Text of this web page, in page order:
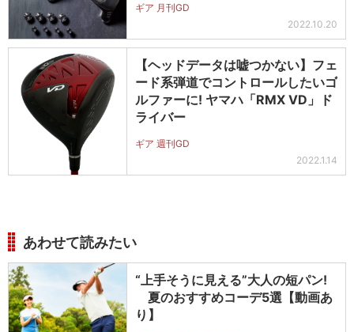
ギア 月刊GD
2022.10.20
【ヘッドデータは嘘つかない】フェ
ード系弾道でコントロールしたいゴ
ルファーに! ヤマハ「RMX VD」ド
ライバー
ギア 週刊GD
2022.1.14
あわせて読みたい
“上手そうに見える”大人の短パン!
夏のおすすめコーデ5選【動画あ
り】